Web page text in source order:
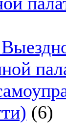
(6)